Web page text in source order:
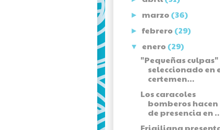
► marzo (36)
►febrero (29)
▼ enero (29)
"Pequeñas culpas"
seleccionado en
certemen...
Los caracoles
bomberos
de presencia en